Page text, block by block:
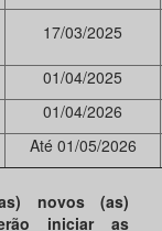
17/03/2025
01/04/2025
01/04/2026
Até 01/05/2026
novos (as)
iniciar as